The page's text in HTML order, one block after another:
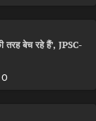
तरह बेच रहे हैं’, JPSC-
0